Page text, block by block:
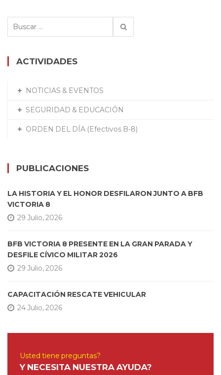
Buscar:
ACTIVIDADES
NOTICIAS & EVENTOS
SEGURIDAD & EDUCACIÓN
ORDEN DEL DÍA (Efectivos B-8)
PUBLICACIONES
LA HISTORIA Y EL HONOR DESFILARON JUNTO A BFB
VICTORIA 8
29 Julio, 2026
BFB VICTORIA 8 PRESENTE EN LA GRAN PARADA Y
DESFILE CÍVICO MILITAR 2026
29 Julio, 2026
CAPACITACIÓN RESCATE VEHICULAR
24 Julio, 2026
Usted tiene preguntas?
Y NECESITA NUESTRA AYUDA?